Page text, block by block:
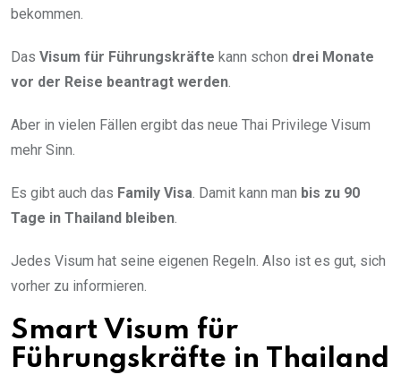
bekommen.
Das Visum für Führungskräfte kann schon drei Monate
vor der Reise beantragt werden.
Aber in vielen Fällen ergibt das neue Thai Privilege Visum
mehr Sinn.
Es gibt auch das Family Visa. Damit kann man bis zu 90
Tage in Thailand bleiben.
Jedes Visum hat seine eigenen Regeln. Also ist es gut, sich
vorher zu informieren.
Smart Visum für
Führungskräfte in Thailand